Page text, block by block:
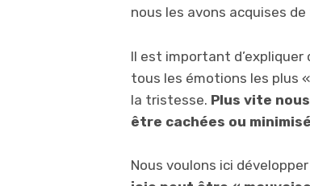
nous les avons acquises
Il est important d’expliquer
tous les émotions les plus
la tristesse. Plus vite
être cachées ou
Nous voulons ici développer